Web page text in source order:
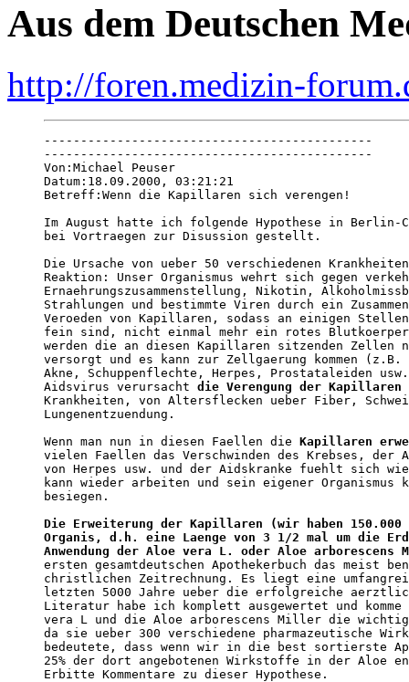
Aus dem Deutschen
http://foren.medizin-
---------------------------------------------
---------------------------------------------
Von:Michael Peuser
Datum:18.09.2000, 03:21:21
Betreff:Wenn die Kapillaren sich verengen!
Im August hatte ich folgende Hypothese in Berlin-
bei Vortraegen zur Disussion gestellt.
Die Ursache von ueber 50 verschiedenen
Reaktion: Unser Organismus wehrt sich gegen
Ernaehrungszusammenstellung, Nikotin,
Strahlungen und bestimmte Viren durch ein
Veroeden von Kapillaren, sodass an einigen
fein sind, nicht einmal mehr ein rotes
werden die an diesen Kapillaren sitzenden
versorgt und es kann zur Zellgaerung kommen
Akne, Schuppenflechte, Herpes, Prostataleiden
Aidsvirus verursacht die Verengung der Kapillaren
Krankheiten, von Altersflecken ueber Fiber,
Lungenentzuendung.
Wenn man nun in diesen Faellen die Kapillaren
vielen Faellen das Verschwinden des Krebses, der
von Herpes usw. und der Aidskranke fuehlt sich
kann wieder arbeiten und sein eigener Organismus
besiegen.
Die Erweiterung der Kapillaren (wir haben
Organis, d.h. eine Laenge von 3 1/2 mal um die
Anwendung der Aloe vera L. oder Aloe
ersten gesamtdeutschen Apothekerbuch das
christlichen Zeitrechnung. Es liegt eine
letzten 5000 Jahre ueber die erfolgreiche
Literatur habe ich komplett ausgewertet und
vera L und die Aloe arborescens Miller die
da sie ueber 300 verschiedene pharmazeutische
bedeutete, dass wenn wir in die best sortierste
25% der dort angebotenen Wirkstoffe in der Aloe
Erbitte Kommentare zu dieser Hypothese.